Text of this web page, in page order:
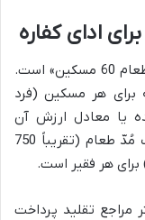
گزینه سوم و رایج ترین شکل ادای کفاره، «اطعام 60 مسکین» است.
برای هر مسکین (فرد
یا معادل ارزش آن
پرداخت شود. این معادل معمولاً برابر با یک مُدّ طعام (تقریباً 750
برای هر فقیر است.
مراجع تقلید پرداخت